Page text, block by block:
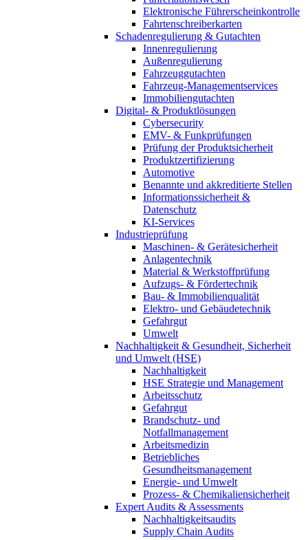
Elektronische Führerscheinkontrolle
Fahrtenschreiberkarten
Schadenregulierung & Gutachten
Innenregulierung
Außenregulierung
Fahrzeuggutachten
Fahrzeug-Managementservices
Immobiliengutachten
Digital- & Produktlösungen
Cybersecurity
EMV- & Funkprüfungen
Prüfung der Produktsicherheit
Produktzertifizierung
Automotive
Benannte und akkreditierte Stellen
Informationssicherheit &
Datenschutz
KI-Services
Industrieprüfung
Maschinen- & Gerätesicherheit
Anlagentechnik
Material & Werkstoffprüfung
Aufzugs- & Fördertechnik
Bau- & Immobilienqualität
Elektro- und Gebäudetechnik
Gefahrgut
Umwelt
Nachhaltigkeit & Gesundheit, Sicherheit
und Umwelt (HSE)
Nachhaltigkeit
HSE Strategie und Management
Arbeitsschutz
Gefahrgut
Brandschutz- und
Notfallmanagement
Arbeitsmedizin
Betriebliches
Gesundheitsmanagement
Energie- und Umwelt
Prozess- & Chemikaliensicherheit
Expert Audits & Assessments
Nachhaltigkeitsaudits
Supply Chain Audits